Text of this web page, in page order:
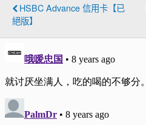
HSBC Advance 信用卡【已
絕版】